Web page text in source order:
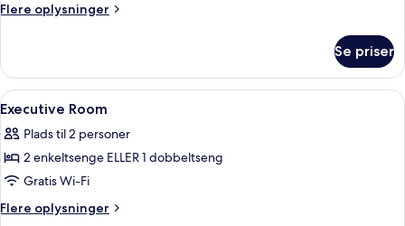
Flere oplysninger
Flere
Se priser
Indlæs
alle
billeder
af
Executive
Room
Minibar, pengeskab på værelset,
7
Executive Room
Plads til 2 personer
2 enkeltsenge ELLER 1 dobbeltseng
Gratis Wi-Fi
Flere oplysninger
Flere